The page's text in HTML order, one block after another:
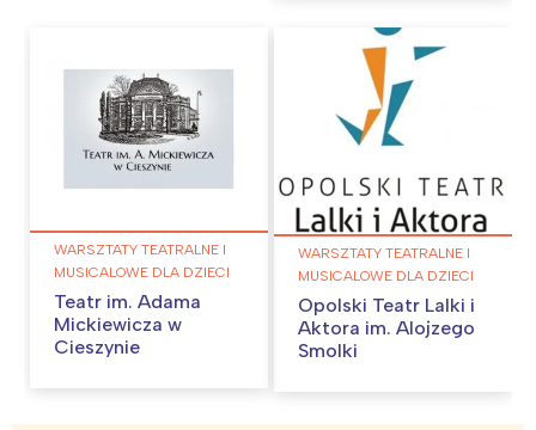
WARSZTATY TEATRALNE I
MUSICALOWE DLA DZIECI
Teatr im. Adama
Mickiewicza w
Cieszynie
WARSZTATY TEATRALNE I
MUSICALOWE DLA DZIECI
Opolski Teatr Lalki i
Aktora im. Alojzego
Smolki